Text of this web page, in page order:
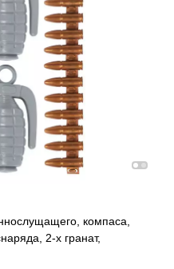
компаса,
2-х гранат,